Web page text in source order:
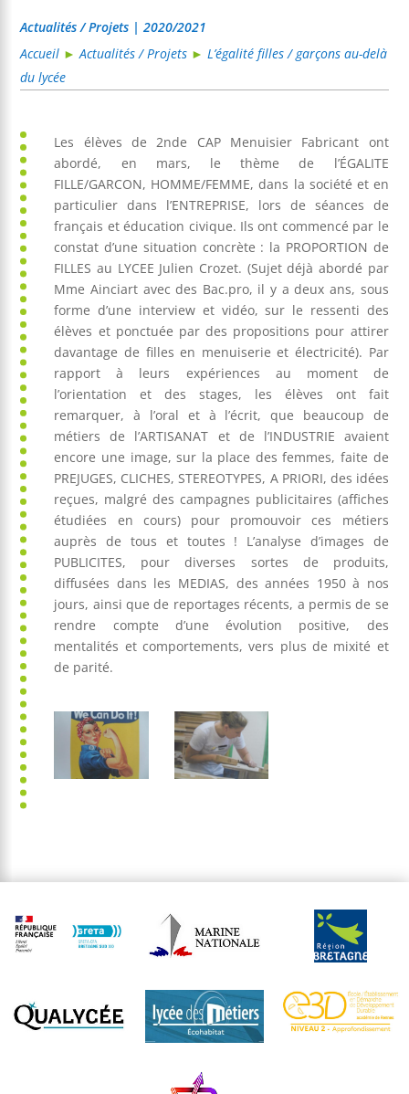
Actualités / Projets | 2020/2021
Accueil ►Actualités / Projets ►L’égalité filles / garçons au-delà
du lycée
Les élèves de 2nde CAP Menuisier Fabricant ont
abordé, en mars, le thème de l’ÉGALITE
FILLE/GARCON, HOMME/FEMME, dans la société et en
particulier dans l’ENTREPRISE, lors de séances de
français et éducation civique. Ils ont commencé par le
constat d’une situation concrète : la PROPORTION de
FILLES au LYCEE Julien Crozet. (Sujet déjà abordé par
Mme Ainciart avec des Bac.pro, il y a deux ans, sous
forme d’une interview et vidéo, sur le ressenti des
élèves et ponctuée par des propositions pour attirer
davantage de filles en menuiserie et électricité). Par
rapport à leurs expériences au moment de
l’orientation et des stages, les élèves ont fait
remarquer, à l’oral et à l’écrit, que beaucoup de
métiers de l’ARTISANAT et de l’INDUSTRIE avaient
encore une image, sur la place des femmes, faite de
PREJUGES, CLICHES, STEREOTYPES, A PRIORI, des idées
reçues, malgré des campagnes publicitaires (affiches
étudiées en cours) pour promouvoir ces métiers
auprès de tous et toutes ! L’analyse d’images de
PUBLICITES, pour diverses sortes de produits,
diffusées dans les MEDIAS, des années 1950 à nos
jours, ainsi que de reportages récents, a permis de se
rendre compte d’une évolution positive, des
mentalités et comportements, vers plus de mixité et
de parité.